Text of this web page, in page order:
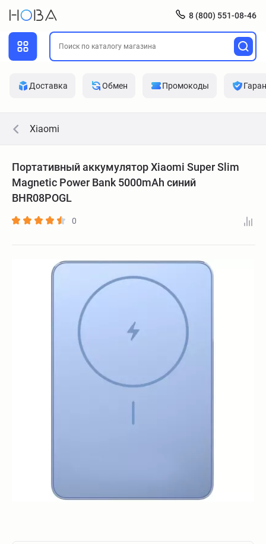
8 (800) 551-08-46
Доставка Обмен Промокоды
Xiaomi
Портативный аккумулятор Xiaomi Super Slim
Magnetic Power Bank 5000mAh синий
BHR08POGL
0